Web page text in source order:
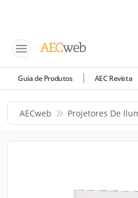
Guia de Produtos AEC Revista
AECweb Projetores De